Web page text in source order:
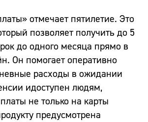
отмечает пятилетие. Это
позволяет получить до 5
до одного месяца прямо в
Он помогает оперативно
расходы в ожидании
идоступен людям,
не только на карты
предусмотрена